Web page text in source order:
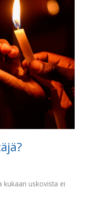
kukaan uskovista ei